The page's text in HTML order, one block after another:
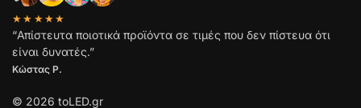
★★★★★
“Απίστευτα ποιοτικά προϊόντα σε τιμές που δεν πίστευα ότι
είναι δυνατές.”
Κώστας Ρ.
© 2026 toLED.gr